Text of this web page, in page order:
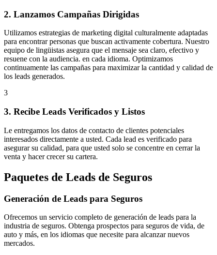
2. Lanzamos Campañas Dirigidas
Utilizamos estrategias de marketing digital culturalmente adaptadas
para encontrar personas que buscan activamente cobertura. Nuestro
equipo de lingüistas asegura que el mensaje sea claro, efectivo y
resuene con la audiencia. en cada idioma. Optimizamos
continuamente las campañas para maximizar la cantidad y calidad de
los leads generados.
3
3. Recibe Leads Verificados y Listos
Le entregamos los datos de contacto de clientes potenciales
interesados directamente a usted. Cada lead es verificado para
asegurar su calidad, para que usted solo se concentre en cerrar la
venta y hacer crecer su cartera.
Paquetes de Leads de Seguros
Generación de Leads para Seguros
Ofrecemos un servicio completo de generación de leads para la
industria de seguros. Obtenga prospectos para seguros de vida, de
auto y más, en los idiomas que necesite para alcanzar nuevos
mercados.